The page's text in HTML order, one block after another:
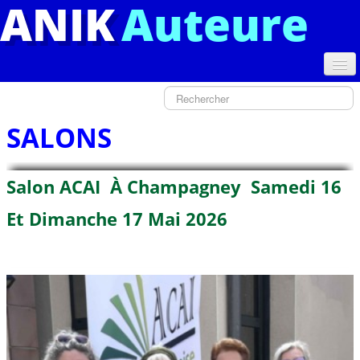
ANIKAuteure
PUBLICATIONS
TEXTES PRIMES
RADIO
LIENS SITES ▼
SALONS
Salon ACAI À Champagney Samedi 16
Et Dimanche 17 Mai 2026